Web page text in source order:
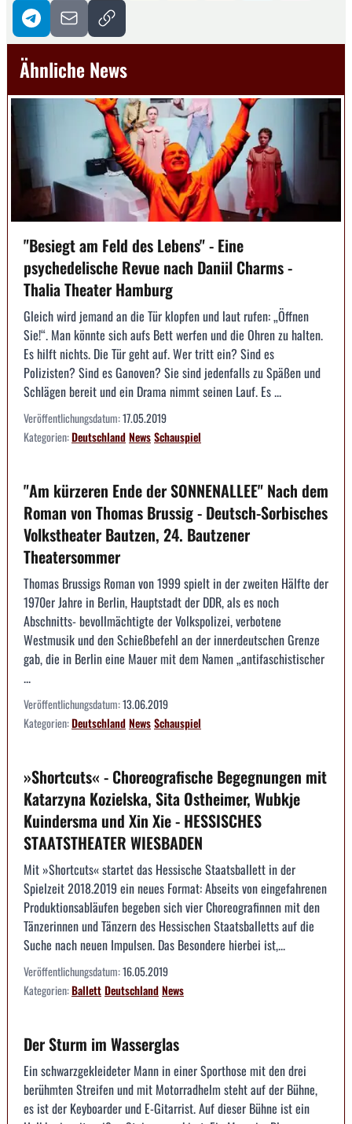
Ähnliche News
"Besiegt am Feld des Lebens" - Eine
psychedelische Revue nach Daniil Charms -
Thalia Theater Hamburg
Gleich wird jemand an die Tür klopfen und laut rufen: „Öffnen
Sie!“. Man könnte sich aufs Bett werfen und die Ohren zu halten.
Es hilft nichts. Die Tür geht auf. Wer tritt ein? Sind es
Polizisten? Sind es Ganoven? Sie sind jedenfalls zu Späßen und
Schlägen bereit und ein Drama nimmt seinen Lauf. Es ...
Veröffentlichungsdatum:17.05.2019
Kategorien:DeutschlandNewsSchauspiel
"Am kürzeren Ende der SONNENALLEE" Nach dem
Roman von Thomas Brussig - Deutsch-Sorbisches
Volkstheater Bautzen, 24. Bautzener
Theatersommer
Thomas Brussigs Roman von 1999 spielt in der zweiten Hälfte der
1970er Jahre in Berlin, Hauptstadt der DDR, als es noch
Abschnitts- bevollmächtigte der Volkspolizei, verbotene
Westmusik und den Schießbefehl an der innerdeutschen Grenze
gab, die in Berlin eine Mauer mit dem Namen „antifaschistischer
...
Veröffentlichungsdatum:13.06.2019
Kategorien:DeutschlandNewsSchauspiel
»Shortcuts« - Choreografische Begegnungen mit
Katarzyna Kozielska, Sita Ostheimer, Wubkje
Kuindersma und Xin Xie - HESSISCHES
STAATSTHEATER WIESBADEN
Mit »Shortcuts« startet das Hessische Staatsballett in der
Spielzeit 2018.2019 ein neues Format: Abseits von eingefahrenen
Produktionsabläufen begeben sich vier Choreografinnen mit den
Tänzerinnen und Tänzern des Hessischen Staatsballetts auf die
Suche nach neuen Impulsen. Das Besondere hierbei ist,...
Veröffentlichungsdatum:16.05.2019
Kategorien:BallettDeutschlandNews
Der Sturm im Wasserglas
Ein schwarzgekleideter Mann in einer Sporthose mit den drei
berühmten Streifen und mit Motorradhelm steht auf der Bühne,
es ist der Keyboarder und E-Gitarrist. Auf dieser Bühne ist ein